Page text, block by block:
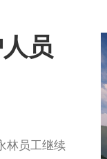
员
林员工继续